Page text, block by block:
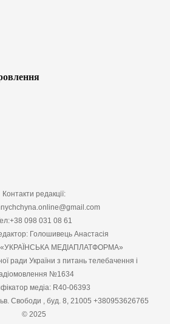
Контакти редакції:
098 031 08 61
Голошивець Анастасія
«УКРАЇНСЬКА МЕДІАПЛАТФОРМА»
ради України з питань телебачення і
№1634
медіа: R40-06393
Свободи , буд. 8, 21005 +380953626765
© 2025